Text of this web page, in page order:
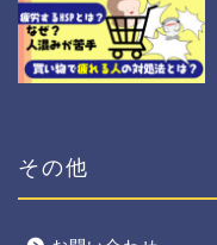
その他